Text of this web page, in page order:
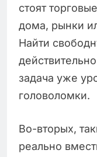
стоят
дома, рынки
Найти
задача уже
головоломки.
Во-вторых,
реально